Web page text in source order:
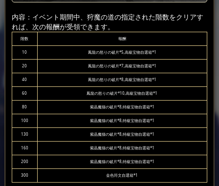
内容：イベント期間中、狩魔の道の指定された階数をクリアす
れば、次の報酬が受領できます。
階数 報酬
10 鳳龍の怒りの破片*5,高級宝物自選箱*1
20 鳳龍の怒りの破片*7,高級宝物自選箱*1
40 鳳龍の怒りの破片*8,高級宝物自選箱*1
60 鳳龍の怒りの破片*10,高級宝物自選箱*1
80 紫晶魔猫の破片*8,特級宝物自選箱*1
100 紫晶魔猫の破片*8,特級宝物自選箱*1
130 紫晶魔猫の破片*8,特級宝物自選箱*1
160 紫晶魔猫の破片*8,特級宝物自選箱*1
200 紫晶魔猫の破片*8,特級宝物自選箱*1
300 金色符文自選箱*1